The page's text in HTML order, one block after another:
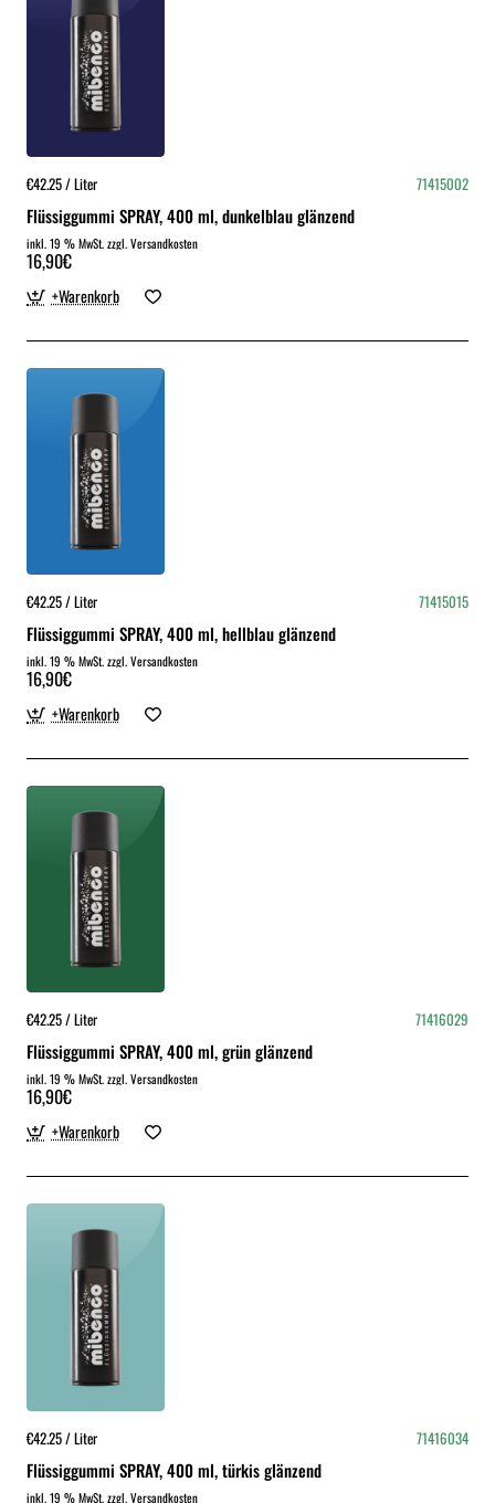
€42.25 / Liter 71415002
Flüssiggummi SPRAY, 400 ml, dunkelblau glänzend
inkl. 19 % MwSt. zzgl. Versandkosten
16,90€
+Warenkorb
€42.25 / Liter 71415015
Flüssiggummi SPRAY, 400 ml, hellblau glänzend
inkl. 19 % MwSt. zzgl. Versandkosten
16,90€
+Warenkorb
€42.25 / Liter 71416029
Flüssiggummi SPRAY, 400 ml, grün glänzend
inkl. 19 % MwSt. zzgl. Versandkosten
16,90€
+Warenkorb
€42.25 / Liter 71416034
Flüssiggummi SPRAY, 400 ml, türkis glänzend
inkl. 19 % MwSt. zzgl. Versandkosten